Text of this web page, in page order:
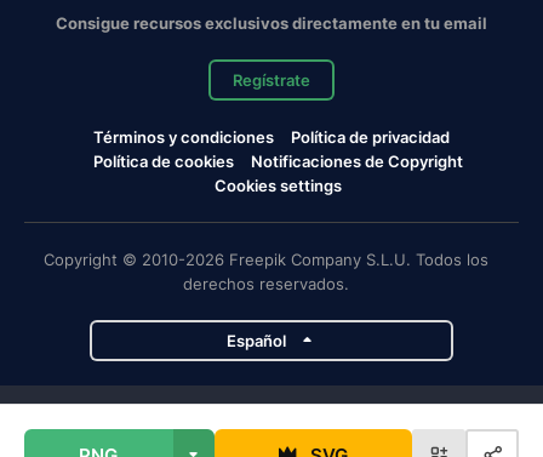
Consigue recursos exclusivos directamente en tu email
Regístrate
Términos y condiciones
Política de privacidad
Política de cookies
Notificaciones de Copyright
Cookies settings
Copyright © 2010-2026 Freepik Company S.L.U. Todos los
derechos reservados.
Español